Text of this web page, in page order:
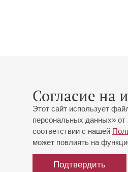
Согласие на
Этот сайт использует
персональных данных»
соответствии с нашей
может повлиять на
Подтвердить